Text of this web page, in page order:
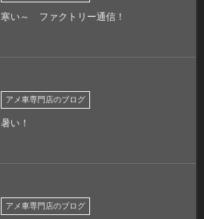
寒い～ ファクトリー通信！
アメ車専門店のブログ
暑い！
アメ車専門店のブログ